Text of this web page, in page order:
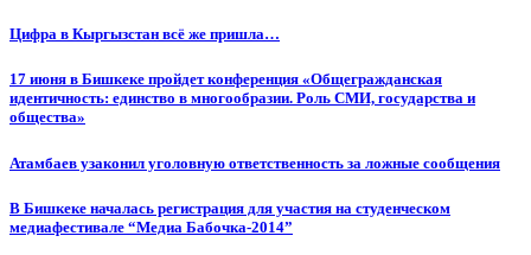
Цифра в Кыргызстан всё же пришла…
17 июня в Бишкеке пройдет конференция «Общегражданская
идентичность: единство в многообразии. Роль СМИ, государства и
общества»
Атамбаев узаконил уголовную ответственность за ложные сообщения
В Бишкеке началась регистрация для участия на студенческом
медиафестивале “Медиа Бабочка-2014”